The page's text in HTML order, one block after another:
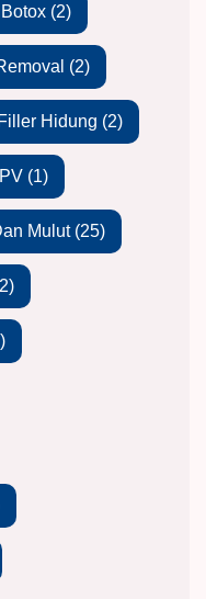
Botox (2)
(2)
Filler Hidung (2)
(1)
Mulut(25)